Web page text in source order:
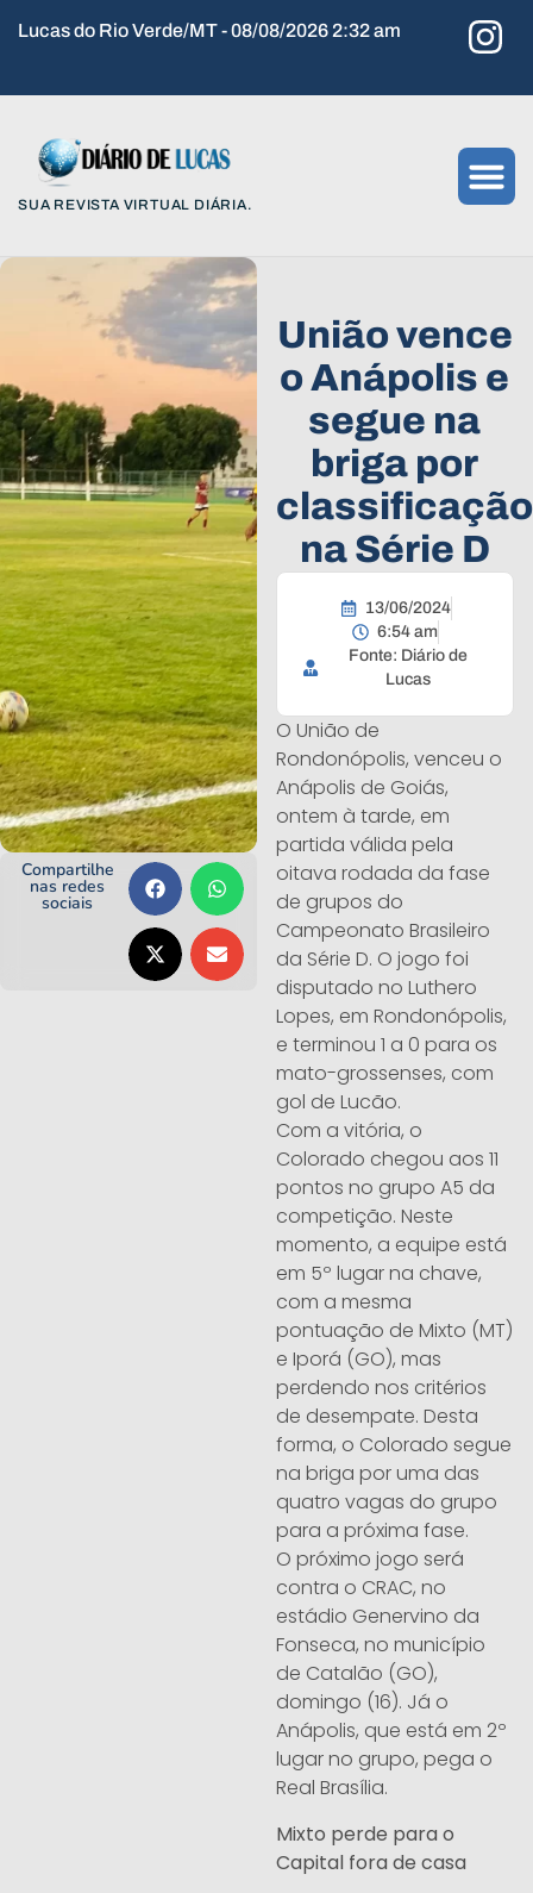
Lucas do Rio Verde/MT - 08/08/2026 2:32 am
SUA REVISTA VIRTUAL DIÁRIA.
Compartilhe
nas redes
sociais
União vence
o Anápolis e
segue na
briga por
classificação
na Série D
13/06/2024
6:54 am
Fonte: Diário de
Lucas
O União de
Rondonópolis, venceu o
Anápolis de Goiás,
ontem à tarde, em
partida válida pela
oitava rodada da fase
de grupos do
Campeonato Brasileiro
da Série D. O jogo foi
disputado no Luthero
Lopes, em Rondonópolis,
e terminou 1 a 0 para os
mato-grossenses, com
gol de Lucão.
Com a vitória, o
Colorado chegou aos 11
pontos no grupo A5 da
competição. Neste
momento, a equipe está
em 5º lugar na chave,
com a mesma
pontuação de Mixto (MT)
e Iporá (GO), mas
perdendo nos critérios
de desempate. Desta
forma, o Colorado segue
na briga por uma das
quatro vagas do grupo
para a próxima fase.
O próximo jogo será
contra o CRAC, no
estádio Genervino da
Fonseca, no município
de Catalão (GO),
domingo (16). Já o
Anápolis, que está em 2º
lugar no grupo, pega o
Real Brasília.
Mixto perde para o
Capital fora de casa